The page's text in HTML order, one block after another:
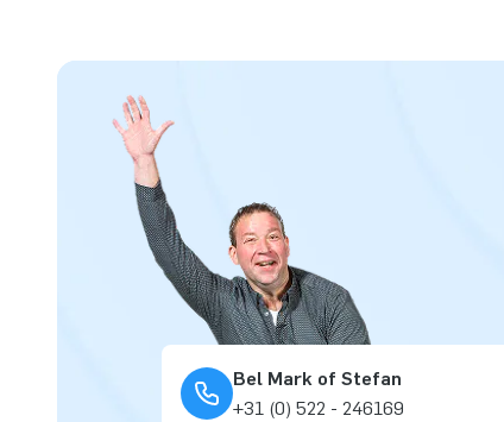
Bel Mark of Stefan
+31 (0) 522 - 246169